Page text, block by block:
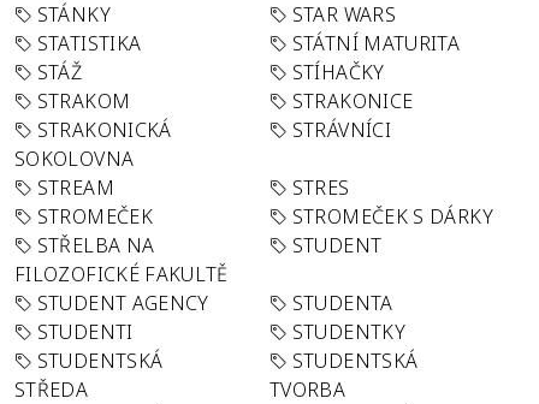
STÁNKY
STAR WARS
STATISTIKA
STÁTNÍ MATURITA
STÁŽ
STÍHAČKY
STRAKOM
STRAKONICE
STRAKONICKÁ
SOKOLOVNA
STRÁVNÍCI
STREAM
STRES
STROMEČEK
STROMEČEK S DÁRKY
STŘELBA NA
FILOZOFICKÉ FAKULTĚ
STUDENT
STUDENT AGENCY
STUDENTA
STUDENTI
STUDENTKY
STUDENTSKÁ
STŘEDA
STUDENTSKÁ
TVORBA